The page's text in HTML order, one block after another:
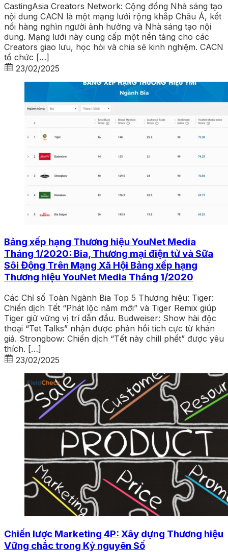
CastingAsia Creators Network: Cộng đồng Nhà sáng tạo
nội dung CACN là một mạng lưới rộng khắp Châu Á, kết
nối hàng nghìn người ảnh hưởng và Nhà sáng tạo nội
dung. Mạng lưới này cung cấp một nền tảng cho các
Creators giao lưu, học hỏi và chia sẻ kinh nghiệm. CACN
tổ chức […]
23/02/2025
Bảng xếp hạng Thương hiệu YouNet Media
Tháng 1/2020: Bia, Thương mại điện tử và Sữa
Sôi Động Trên Mạng Xã Hội Bảng xếp hạng
Thương hiệu YouNet Media Tháng 1/2020
Các Chỉ số Toàn Ngành Bia Top 5 Thương hiệu: Tiger:
Chiến dịch Tết “Phát lộc năm mới” và Tiger Remix giúp
Tiger giữ vững vị trí dẫn đầu. Budweiser: Show hài độc
thoại “Tet Talks” nhận được phản hồi tích cực từ khán
giả. Strongbow: Chiến dịch “Tết này chill phết” được yêu
thích. […]
23/02/2025
Chiến lược Marketing 4P: Xây dựng Thương hiệu
Vững chắc trong Kỷ nguyên Số